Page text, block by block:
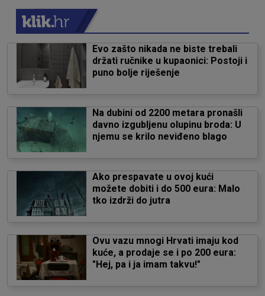
Evo zašto nikada ne biste trebali
držati ručnike u kupaonici: Postoji i
puno bolje riješenje
Na dubini od 2200 metara pronašli
davno izgubljenu olupinu broda: U
njemu se krilo neviđeno blago
Ako prespavate u ovoj kući
možete dobiti i do 500 eura: Malo
tko izdrži do jutra
Ovu vazu mnogi Hrvati imaju kod
kuće, a prodaje se i po 200 eura:
"Hej, pa i ja imam takvu!"